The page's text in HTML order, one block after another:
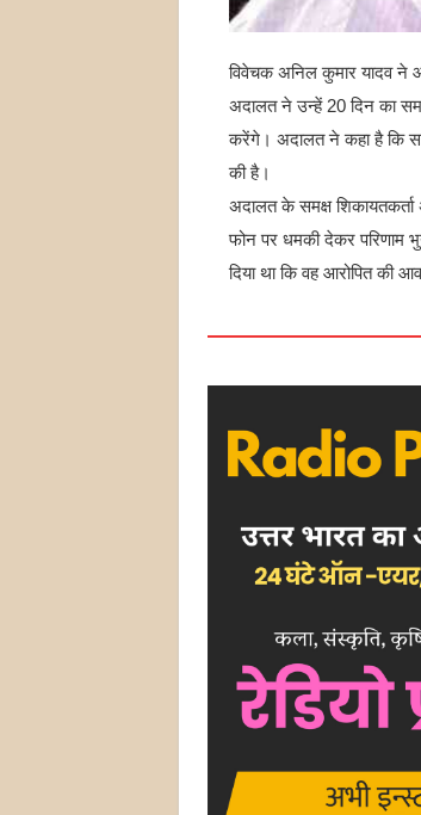
विवेचक अनिल कुमार यादव ने
अदालत ने उन्हें 20 दिन का
करेंगे। अदालत ने कहा है कि
की है।
अदालत के समक्ष शिकायतकर्ता
फोन पर धमकी देकर परिणाम
दिया था कि वह आरोपित